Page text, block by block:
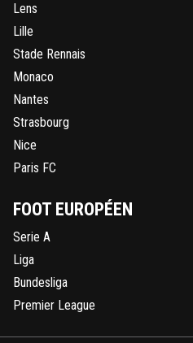
Lens
Lille
Stade Rennais
Monaco
Nantes
Strasbourg
Nice
Paris FC
FOOT EUROPÉEN
Serie A
Liga
Bundesliga
Premier League